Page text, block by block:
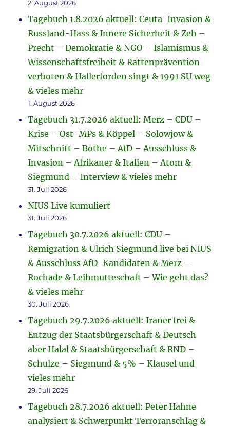
2. August 2026
Tagebuch 1.8.2026 aktuell: Ceuta-Invasion &
Russland-Hass & Innere Sicherheit & Zeh –
Precht – Demokratie & NGO – Islamismus &
Wissenschaftsfreiheit & Rattenprävention
verboten & Hallerforden singt & 1991 SU weg
& vieles mehr
1. August 2026
Tagebuch 31.7.2026 aktuell: Merz – CDU –
Krise – Ost-MPs & Köppel – Solowjow &
Mitschnitt – Bothe – AfD – Ausschluss &
Invasion – Afrikaner & Italien – Atom &
Siegmund – Interview & vieles mehr
31. Juli 2026
NIUS Live kumuliert
31. Juli 2026
Tagebuch 30.7.2026 aktuell: CDU –
Remigration & Ulrich Siegmund live bei NIUS
& Ausschluss AfD-Kandidaten & Merz –
Rochade & Leihmutteschaft – Wie geht das?
& vieles mehr
30. Juli 2026
Tagebuch 29.7.2026 aktuell: Iraner frei &
Entzug der Staatsbürgerschaft & Deutsch
aber Halal & Staatsbürgerschaft & RND –
Schulze – Siegmund & 5% – Klausel und
vieles mehr
29. Juli 2026
Tagebuch 28.7.2026 aktuell: Peter Hahne
analysiert & Schwerpunkt Terroranschlag &